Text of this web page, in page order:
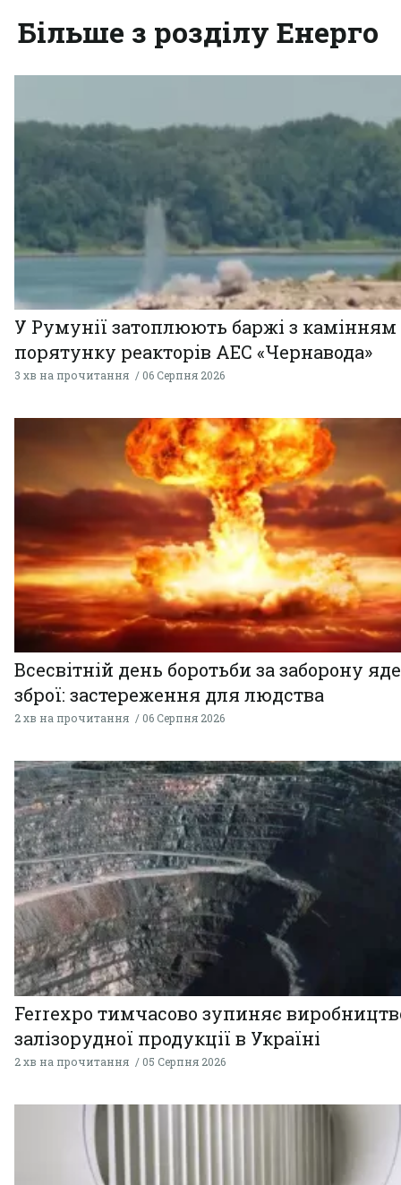
Більше з розділу Енерго
У Румунії затоплюють баржі з
порятунку реакторів АЕС «Чернавода»
3 хв на прочитання 06 Серпня 2026
Всесвітній день боротьби за заборону
зброї: застереження для людства
2 хв на прочитання 06 Серпня 2026
Ferrexpo тимчасово зупиняє
залізорудної продукції в Україні
2 хв на прочитання 05 Серпня 2026